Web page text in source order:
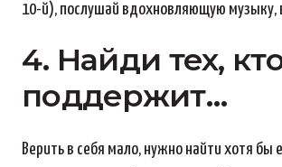
10-й), послушай вдохновляющую музыку,
4. Найди тех,
поддержит…
Верить в себя мало, нужно найти хотя бы